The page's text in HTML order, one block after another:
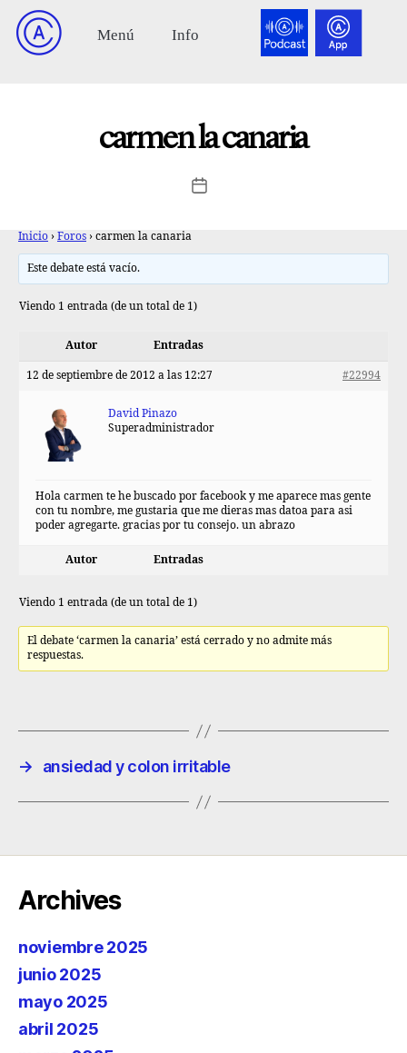
carmen la canaria
Inicio › Foros › carmen la canaria
Este debate está vacío.
Viendo 1 entrada (de un total de 1)
Autor Entradas
12 de septiembre de 2012 a las 12:27 #22994
David Pinazo
Superadministrador
Hola carmen te he buscado por facebook y me aparece mas gente
con tu nombre, me gustaria que me dieras mas datoa para asi
poder agregarte. gracias por tu consejo. un abrazo
Autor Entradas
Viendo 1 entrada (de un total de 1)
El debate ‘carmen la canaria’ está cerrado y no admite más
respuestas.
→ ansiedad y colon irritable
Archives
noviembre 2025
junio 2025
mayo 2025
abril 2025